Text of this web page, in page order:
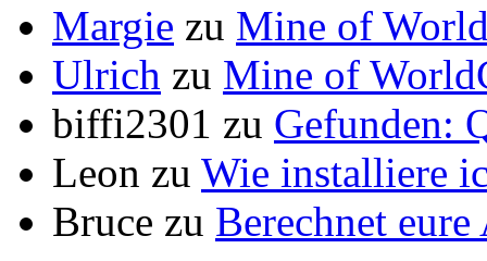
Margie zu Mine of
Ulrich zu Mine of
biffi2301 zu Gefunden:
Leon zu Wie installiere
Bruce zu Berechnet